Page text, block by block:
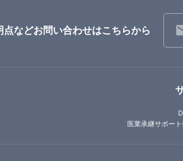
点などお問い合わせはこちらから
医業承継サポート